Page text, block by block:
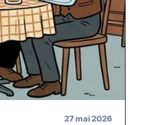
27 mai 2026